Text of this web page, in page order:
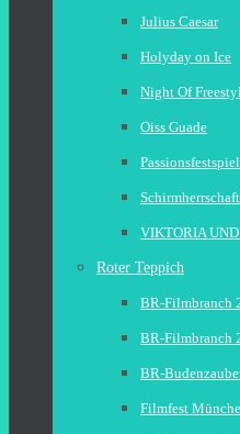
Julius Caesar
Holyday on Ice
Night Of
Oiss Guade
VIKTORIA
Roter Teppich
BR-Filmbranch
BR-Filmbranch
BR-
Filmfest